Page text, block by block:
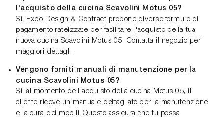
l'acquisto della cucina Scavolini Motus 05?
Sì, Expo Design & Contract propone diverse formule di
pagamento rateizzate per facilitare l'acquisto della tua
nuova cucina Scavolini Motus 05. Contatta il negozio per
maggiori dettagli.
Vengono forniti manuali di manutenzione per la
cucina Scavolini Motus 05?
Sì, al momento dell'acquisto della cucina Motus 05, il
cliente riceve un manuale dettagliato per la manutenzione
e la cura dei mobili. Questo assicura che tu possa